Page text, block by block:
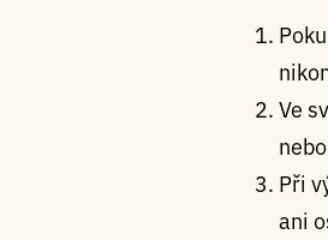
Ve
Při
ani